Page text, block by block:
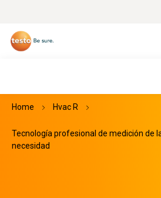
Home Hvac R
Tecnología profesional de medición de
necesidad